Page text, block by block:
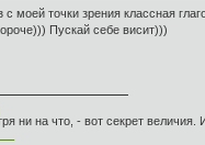
с моей точки зрения классная
Пускай себе висит)))
ни на что, - вот секрет